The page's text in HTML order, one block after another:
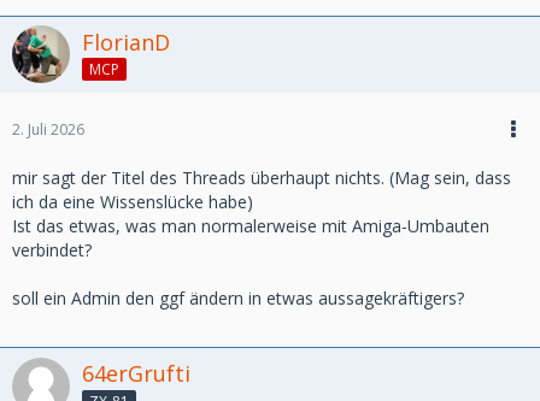
FlorianD
MCP
2. Juli 2026
mir sagt der Titel des Threads überhaupt nichts. (Mag sein, dass
ich da eine Wissenslücke habe)
Ist das etwas, was man normalerweise mit Amiga-Umbauten
verbindet?
soll ein Admin den ggf ändern in etwas aussagekräftigers?
64erGrufti